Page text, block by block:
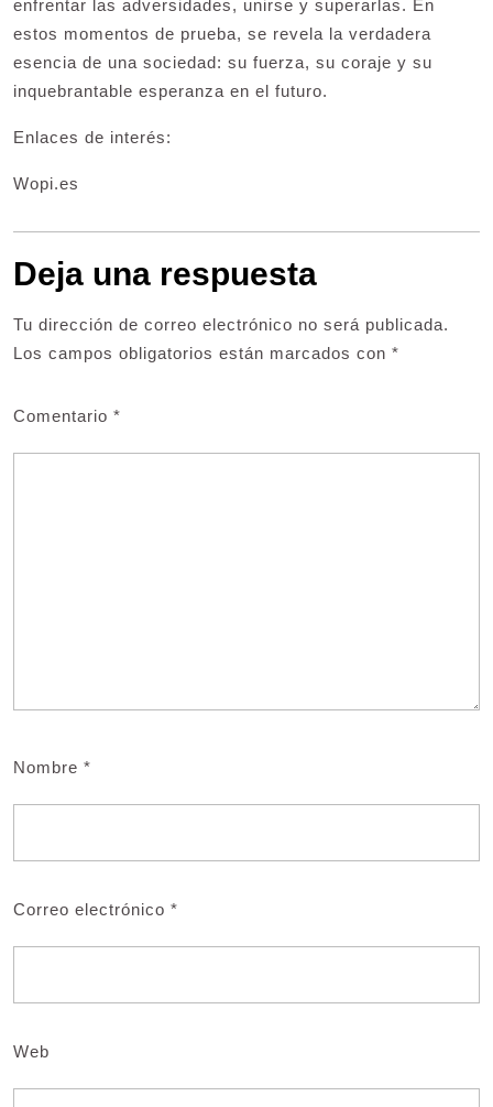
enfrentar las adversidades, unirse y superarlas. En
estos momentos de prueba, se revela la verdadera
esencia de una sociedad: su fuerza, su coraje y su
inquebrantable esperanza en el futuro.
Enlaces de interés:
Wopi.es
Deja una respuesta
Tu dirección de correo electrónico no será publicada.
Los campos obligatorios están marcados con *
Comentario *
Nombre *
Correo electrónico *
Web